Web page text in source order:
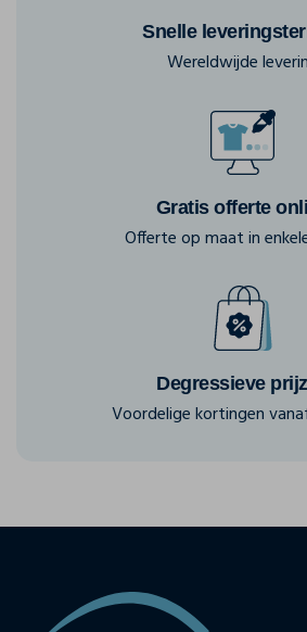
Snelle
Wereldwijde
Gratis offerte
Offerte op maat in
Degressieve
Voordelige kortingen